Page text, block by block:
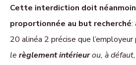
Cette interdiction doit
proportionnée au but recherché:
20 alinéa 2 précise que
le règlement intérieurou, à